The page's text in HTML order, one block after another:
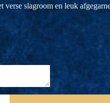
verse slagroom en leuk